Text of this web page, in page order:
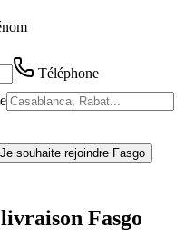
Téléphone
Je souhaite rejoindre Fasgo
Fasgo